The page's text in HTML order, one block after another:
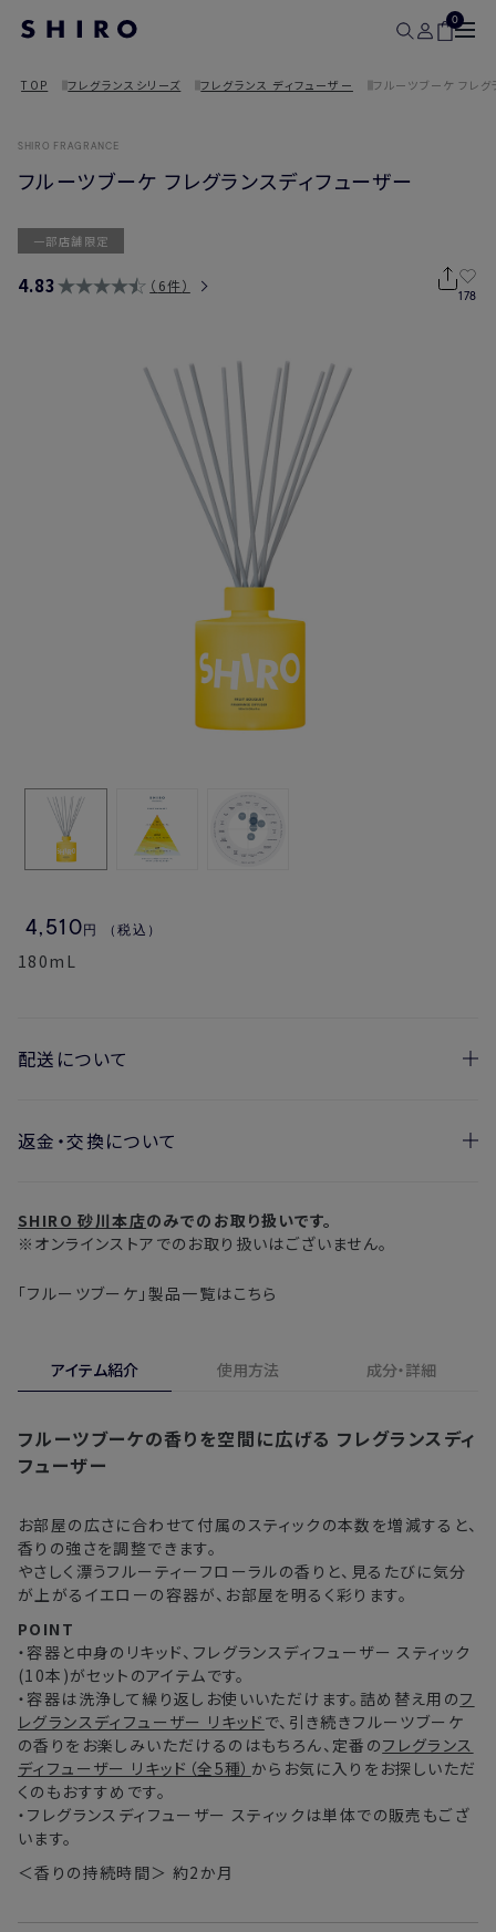
0
TOP フレグランスシリーズ フレグランス ディフューザー フルーツブーケ フレ
SHIRO FRAGRANCE
フルーツブーケ フレグランスディフューザー
一部店舗限定
4.83 6件
178
4,510円 （税込）
180mL
配送について
お届け日の目安
す。
・お届け日指定しない場合、最短でのお届けとなります。
※定期販売のお申し込みは、7日後以降の配送となります。
東北・関東・中部・関西 2〜3日
沖縄県・離島
います。
・交通状況や天候による遅延
・ラッピングのご注文、繁忙期および休業期間中
・ご注文内容の確認にお時間を要する
・複数製品購入により配送手配に時間がかかる
返金・交換について
実際に使用して、香りや色、使用感にご満足いただけない場
ます。
詳しくは
こちら からご確認ください。
オンラインストアでご購入の場合、発送完了メールの翌日から10日
間。対象の直営店舗でご購入の場合、購入日の翌日から7日間
SHIRO 砂川本店のみでのお取り扱いです。
※オンラインストアでのお取り扱いはございません。
「フルーツブーケ」製品一覧はこちら
アイテム紹介 使用方法 成分・詳細
フルーツブーケの香りを空間に広げる フレグランスディ
フューザー
お部屋の広さに合わせて付属のスティックの本数を増減すると、
香りの強さを調整できます。
やさしく漂うフルーティーフローラルの香りと、見るたびに気分
が上がるイエローの容器が、お部屋を明るく彩ります。
POINT
・容器と中身のリキッド、フレグランスディフューザー スティック
(10本)がセットのアイテムです。
・容器は洗浄して繰り返しお使いいただけます。詰め替え用のフ
レグランスディフューザー リキッド で、引き続きフルーツブーケ
の香りをお楽しみいただけるのはもちろん、定番のフレグランス
ディフューザー リキッド（全5種） からお気に入りをお探しいただ
くのもおすすめです。
・フレグランスディフューザー スティックは単体での販売もござ
います。
＜香りの持続時間＞ 約2か月